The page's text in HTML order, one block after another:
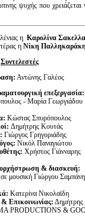
ψυχής που
η Καρολίνα
η Νίκη
Συντελεστές
Αντώνης Γαλέος
επεξεργασία:
- Μαρία Γεωργιάδου
Κώστας Σπυρόπουλος
Δημήτρης Κουτάς
Γιώργος Γρηγοριάδης
Νικόλ Παναγιώτου
Χρήστος Γιάνναρης
& διασκευή:
μουσική Γιώργου Σαμπάνη
Κατερίνα Νικολαϊδη
Επικοινωνίας:
PRODUCTIONS &